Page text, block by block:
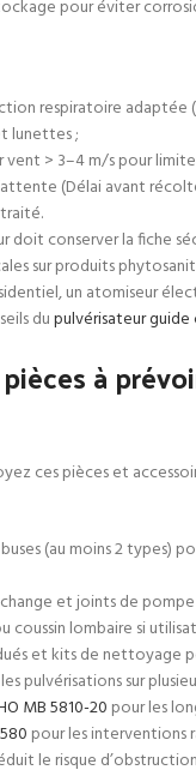
pour éviter
respiratoire adaptée
lunettes ;
> 3–4 m/s pour
(Délai avant
doit conserver la fiche
sur produits
un atomiseur
dupulvérisateur
à
ces pièces et
(au moins 2 types)
et joints de
coussin lombaire si
et kits de nettoyage
pulvérisations sur
MB 5810-20 pour les
pour les interventions
le risque